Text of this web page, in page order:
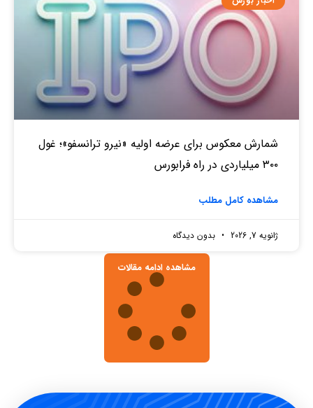
شمارش معکوس برای عرضه اولیه «نیرو ترانسفو»؛ غول
۳۰۰ میلیاردی در راه فرابورس
مشاهده کامل مطلب
ژانویه 7, 2026 بدون دیدگاه
مشاهده ادامه مقالات